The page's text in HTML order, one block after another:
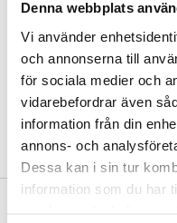
Denna webbplats
Vi använder
och annonserna till
för sociala medier och
vidarebefordrar även
information från din
annons- och
Dessa kan i sin tur
information som du har
Kestotilaus
Arvostele tuotteita
Toivelistat
LUO ASIAKAS